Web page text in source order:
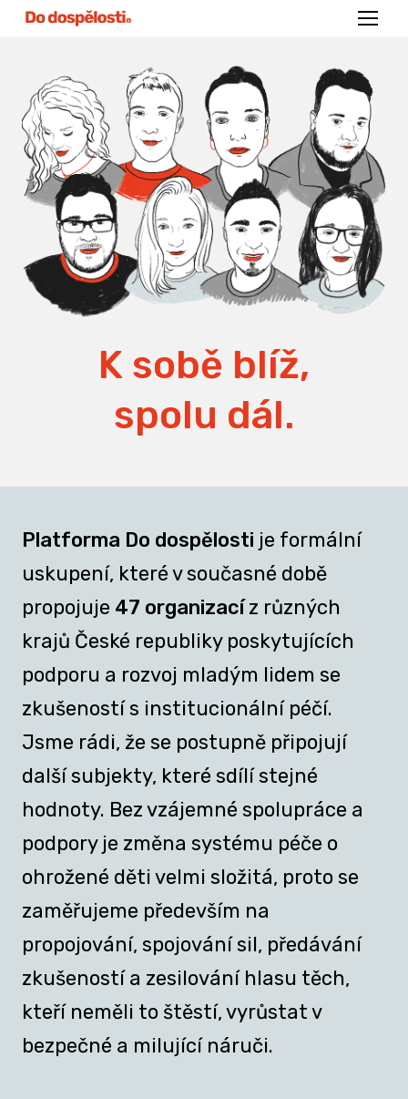
Menu
K sobě blíž,
spolu dál.
Platforma Do dospělosti je formální
uskupení, které v současné době
propojuje 47 organizacíz různých
krajů České republiky poskytujících
podporu a rozvoj mladým lidem se
zkušeností s institucionální péčí.
Jsme rádi, že se postupně připojují
další subjekty, které sdílí stejné
hodnoty. Bez vzájemné spolupráce a
podpory je změna systému péče o
ohrožené děti velmi složitá, proto se
zaměřujeme především na
propojování, spojování sil, předávání
zkušeností a zesilování hlasu těch,
kteří neměli to štěstí, vyrůstat v
bezpečné a milující náruči.